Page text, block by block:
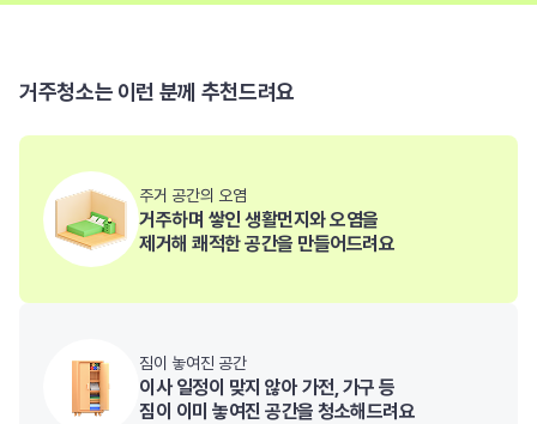
거주청소는 이런 분께 추천드려요
주거 공간의 오염
거주하며 쌓인 생활먼지와 오염을
제거해 쾌적한 공간을 만들어드려요
짐이 놓여진 공간
이사 일정이 맞지 않아 가전, 가구 등
짐이 이미 놓여진 공간을 청소해드려요